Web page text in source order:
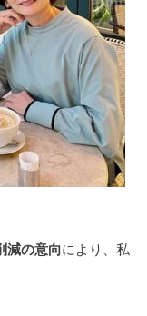
減の意向により、私